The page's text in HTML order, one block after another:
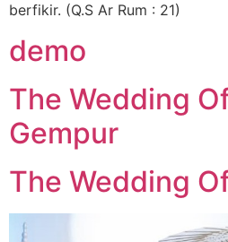
berfikir. (Q.S Ar Rum : 21)
demo
The Wedding
Gempur
The Wedding